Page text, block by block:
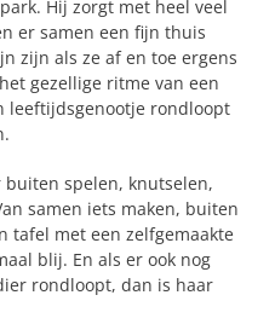
Hij zorgt met heel veel
er samen een fijn thuis
zijn als ze af en toe ergens
gezellige ritme van een
leeftijdsgenootje rondloopt
spelen, knutselen,
samen iets maken, buiten
tafel met een zelfgemaakte
blij. En als er ook nog
rondloopt, dan is haar